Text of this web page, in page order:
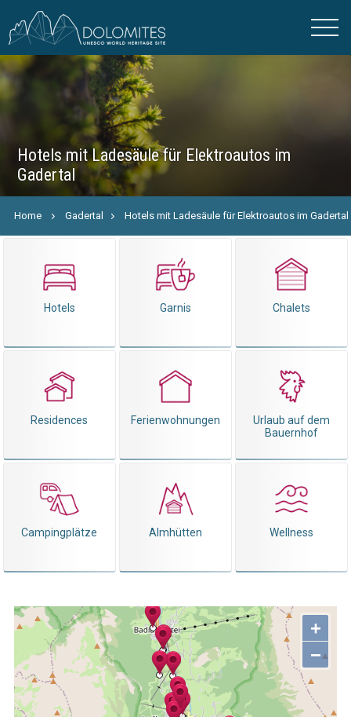
Hotels mit Ladesäule für Elektroautos im
Gadertal
Home Gadertal Hotels mit Ladesäule für Elektroautos im Gadertal
Hotels Garnis Chalets
Residences Ferienwohnungen
Urlaub auf dem
Bauernhof
Campingplätze Almhütten Wellness
+
−